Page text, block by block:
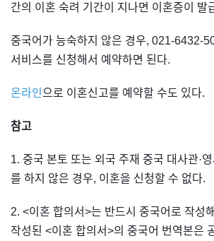
간의 이혼 숙려 기간이 지나면 이혼증이 발
중국어가 능숙하지 않은 경우, 021-6432-
서비스를 신청해서 예약하면 된다.
온라인 으로 이혼신고를 예약할 수도 있다.
참고
1. 중국 본토 또는 외국 주재 중국 대사관·
를 하지 않은 경우, 이혼을 신청할 수 없다.
2. <이혼 합의서>는 반드시 중국어로 작성
작성된 <이혼 합의서>의 중국어 번역본은